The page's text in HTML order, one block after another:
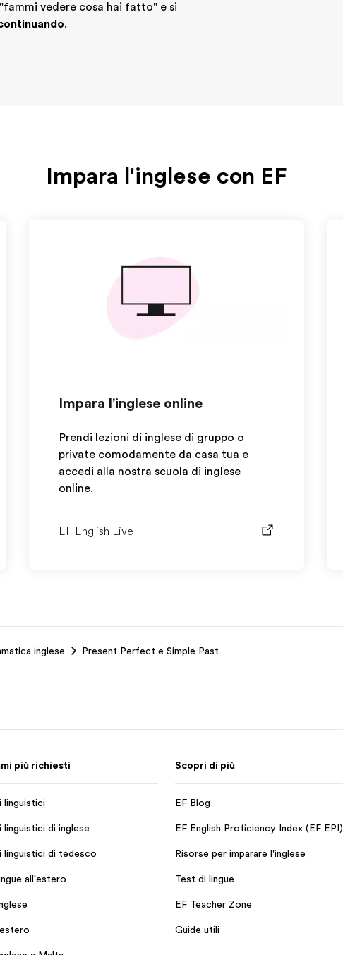
vedere cosa hai fatto" e si
.
Impara l'inglese con EF
Impara l'inglese online
Prendi lezioni di inglese di gruppo o
private comodamente da casa tua e
accedi alla nostra scuola di inglese
online.
EF English Live
inglese Present Perfect e Simple Past
più richiesti
linguistici
linguistici di inglese
linguistici di tedesco
all'estero
Scopri di più
EF Blog
EF English Proficiency Index (EF EPI)
Risorse per imparare l'inglese
Test di lingue
EF Teacher Zone
Guide utili